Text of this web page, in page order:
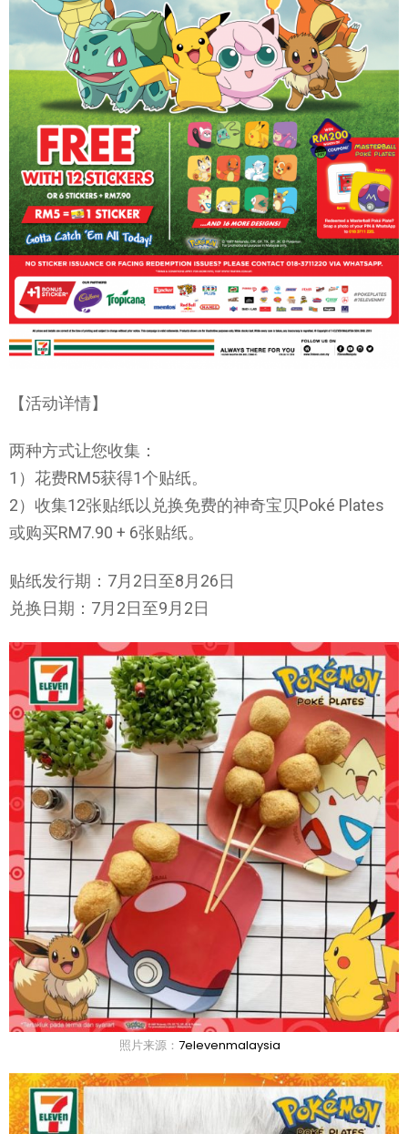
【活动详情】
两种方式让您收集：
1）花费RM5获得1个贴纸。
2）收集12张贴纸以兑换免费的神奇宝贝Poké Plates
或购买RM7.90 + 6张贴纸。
贴纸发行期：7月2日至8月26日
兑换日期：7月2日至9月2日
照片来源： 7elevenmalaysia